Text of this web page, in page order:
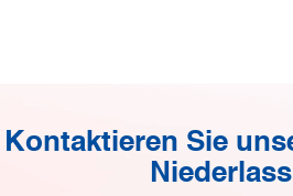
Kontaktieren Sie